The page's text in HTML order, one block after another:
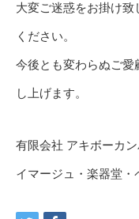
大変ご迷惑をお掛け
ください。
今後とも変わらぬご愛
し上げます。
有限会社 アキボーカ
イマージュ・楽器堂・